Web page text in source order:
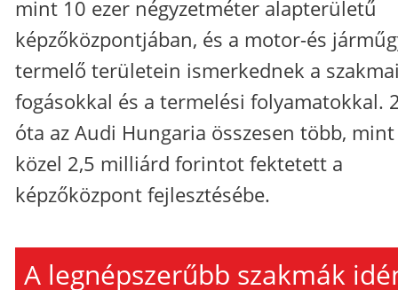
mint 10 ezer négyzetméter alapterületű
képzőközpontjában, és a motor-és
termelő területein ismerkednek a
fogásokkal és a termelési folyamatokkal.
óta az Audi Hungaria összesen több, mint
közel 2,5 milliárd forintot fektetett a
képzőközpont fejlesztésébe.
A legnépszerűbb szakmák